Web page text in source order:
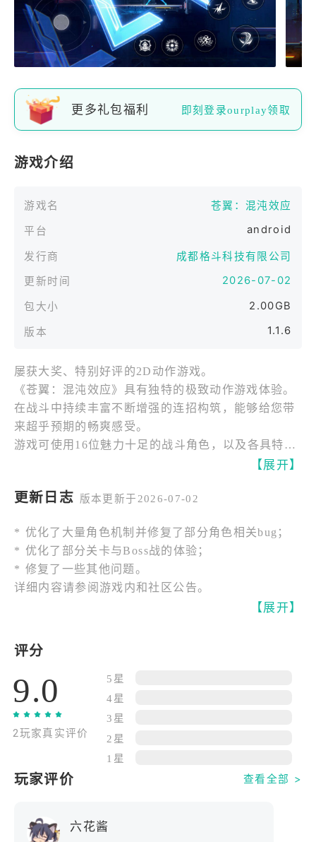
更多礼包福利 即刻登录ourplay领取
游戏介绍
游戏名
苍翼：混沌效应
平台
android
发行商
成都格斗科技有限公司
更新时间
2026-07-02
包大小 2.00GB
版本 1.1.6
屡获大奖、特别好评的2D动作游戏。
《苍翼：混沌效应》具有独特的极致动作游戏体验。
在战斗中持续丰富不断增强的连招构筑，能够给您带
来超乎预期的畅爽感受。
游戏可使用16位魅力十足的战斗角色，以及各具特色
的战斗方式，可以相互组合并在战斗中持续改变战斗
故事情节不涉及BlazBlue本篇剧情。
【极致动作体验】
* 每个角色都有几十种招式变化；
* 为动作小白或动作天尊都精心设计了适合的战斗难
* 支持双人联机合作，允许本地局域网联机。
【获奖情况】
· 好游2024游戏大赏：最佳独立手游
· 金茶奖2024年度最佳PC游戏
· 电击Online独立游戏大赏：最佳年度游戏、最佳动
· NYX Game Awards：最佳动作游戏、最佳创新游
【展开】
更新日志 版本更新于2026-07-02
* 优化了大量角色机制并修复了部分角色相关bug；
* 优化了部分关卡与Boss战的体验；
* 修复了一些其他问题。
详细内容请参阅游戏内和社区公告。
【展开】
评分
9.0
2玩家真实评价
5星
4星
3星
2星
1星
玩家评价 查看全部 >
六花酱